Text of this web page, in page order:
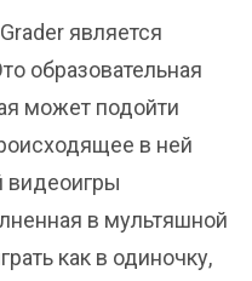
является
образовательная
может подойти
в ней
видеоигры
в мультяшной
как в одиночку,